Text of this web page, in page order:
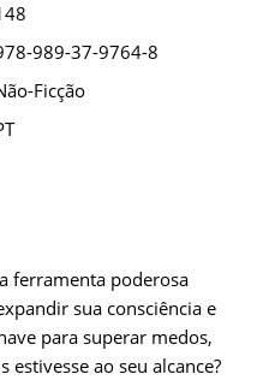
989-37-9764-8
Ficção
ferramenta poderosa
sua consciência e
para superar medos,
ao seu alcance?